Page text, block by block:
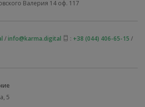
Валерия 14 оф. 117
/info@karma.digital : +38 (044) 406-65-15 /
5